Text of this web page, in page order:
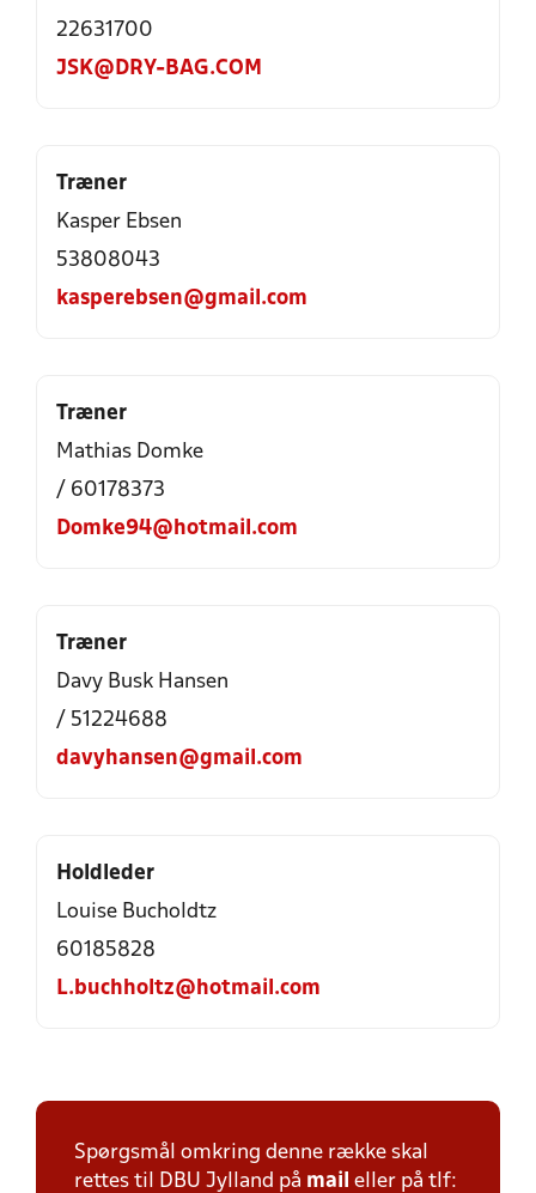
22631700
JSK@DRY-BAG.COM
Træner
Kasper Ebsen
53808043
kasperebsen@gmail.com
Træner
Mathias Domke
/ 60178373
Domke94@hotmail.com
Træner
Davy Busk Hansen
/ 51224688
davyhansen@gmail.com
Holdleder
Louise Bucholdtz
60185828
L.buchholtz@hotmail.com
Spørgsmål omkring denne række skal
rettes til DBU Jylland på mail eller på tlf: